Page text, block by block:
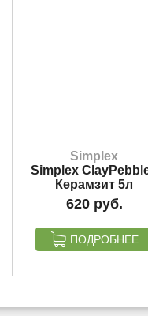
Simplex
Simplex
Керамзит 5л
620
ПОДРОБНЕЕ